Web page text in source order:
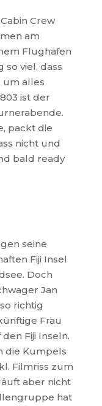
Crew
am
Flughafen
so viel, dass
um alles
ist der
packt die
nicht und
bald ready
seine
Fiji Insel
Doch
Jan
richtig
Frau
Fiji Inseln.
die Kumpels
Filmriss zum
aber nicht
hat